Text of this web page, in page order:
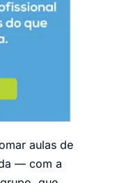
aulas de
— com a